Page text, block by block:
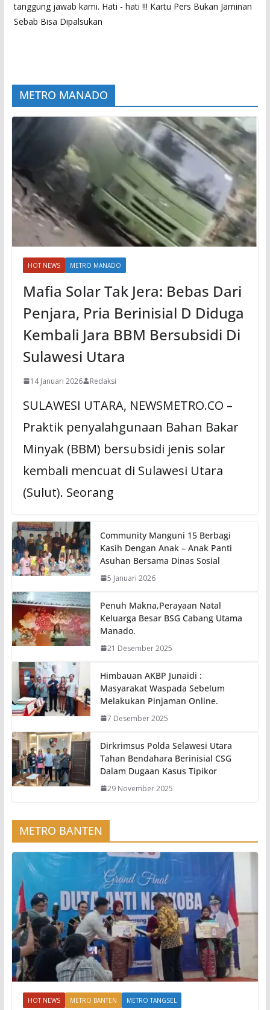
tanggung jawab kami. Hati - hati !!! Kartu Pers Bukan Jaminan
Sebab Bisa Dipalsukan
METRO MANADO
HOT NEWS METRO MANADO
Mafia Solar Tak Jera: Bebas Dari
Penjara, Pria Berinisial D Diduga
Kembali Jara BBM Bersubsidi Di
Sulawesi Utara
14 Januari 2026 Redaksi
SULAWESI UTARA, NEWSMETRO.CO –
Praktik penyalahgunaan Bahan Bakar
Minyak (BBM) bersubsidi jenis solar
kembali mencuat di Sulawesi Utara
(Sulut). Seorang
Community Manguni 15 Berbagi
Kasih Dengan Anak – Anak Panti
Asuhan Bersama Dinas Sosial
5 Januari 2026
Penuh Makna,Perayaan Natal
Keluarga Besar BSG Cabang Utama
Manado.
21 Desember 2025
Himbauan AKBP Junaidi :
Masyarakat Waspada Sebelum
Melakukan Pinjaman Online.
7 Desember 2025
Dirkrimsus Polda Selawesi Utara
Tahan Bendahara Berinisial CSG
Dalam Dugaan Kasus Tipikor
29 November 2025
METRO BANTEN
HOT NEWS METRO BANTEN METRO TANGSEL